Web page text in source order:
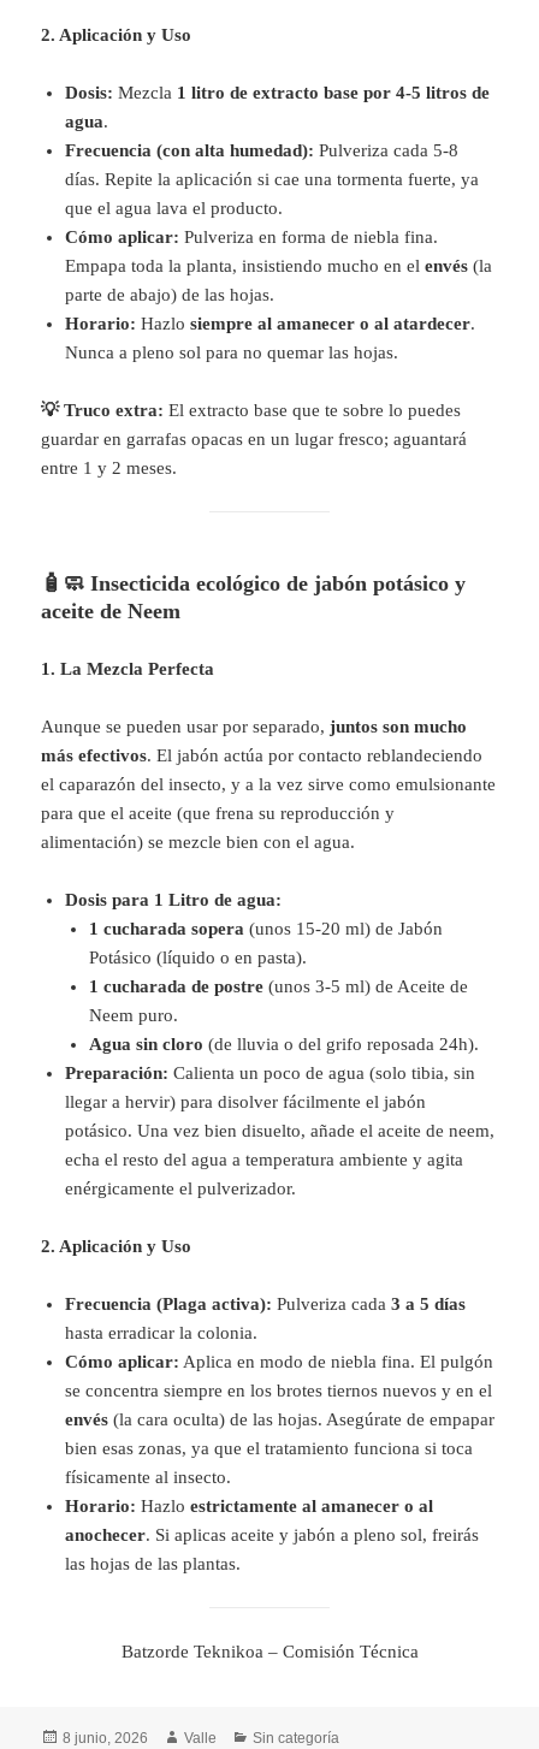
2. Aplicación y Uso
Dosis: Mezcla 1 litro de extracto base por 4-5 litros de
agua.
Frecuencia (con alta humedad): Pulveriza cada 5-8
días. Repite la aplicación si cae una tormenta fuerte, ya
que el agua lava el producto.
Cómo aplicar: Pulveriza en forma de niebla fina.
Empapa toda la planta, insistiendo mucho en elenvés (la
parte de abajo) de las hojas.
Horario: Hazlosiempre al amanecer o al atardecer.
Nunca a pleno sol para no quemar las hojas.
💡 Truco extra: El extracto base que te sobre lo puedes
guardar en garrafas opacas en un lugar fresco; aguantará
entre 1 y 2 meses.
🧴🧼 Insecticida ecológico de jabón potásico y
aceite de Neem
1. La Mezcla Perfecta
Aunque se pueden usar por separado,juntos son mucho
más efectivos. El jabón actúa por contacto reblandeciendo
el caparazón del insecto, y a la vez sirve como emulsionante
para que el aceite (que frena su reproducción y
alimentación) se mezcle bien con el agua.
Dosis para 1 Litro de agua:
1 cucharada sopera (unos 15-20 ml) de Jabón
Potásico (líquido o en pasta).
1 cucharada de postre (unos 3-5 ml) de Aceite de
Neem puro.
Agua sin cloro (de lluvia o del grifo reposada 24h).
Preparación: Calienta un poco de agua (solo tibia, sin
llegar a hervir) para disolver fácilmente el jabón
potásico. Una vez bien disuelto, añade el aceite de neem,
echa el resto del agua a temperatura ambiente y agita
enérgicamente el pulverizador.
2. Aplicación y Uso
Frecuencia (Plaga activa): Pulveriza cada3 a 5 días
hasta erradicar la colonia.
Cómo aplicar: Aplica en modo de niebla fina. El pulgón
se concentra siempre en los brotes tiernos nuevos y en el
envés (la cara oculta) de las hojas. Asegúrate de empapar
bien esas zonas, ya que el tratamiento funciona si toca
físicamente al insecto.
Horario: Hazloestrictamente al amanecer o al
anochecer. Si aplicas aceite y jabón a pleno sol, freirás
las hojas de las plantas.
Batzorde Teknikoa – Comisión Técnica
Publicado
8 junio, 2026 Autor
Valle Categorías
Sin categoría